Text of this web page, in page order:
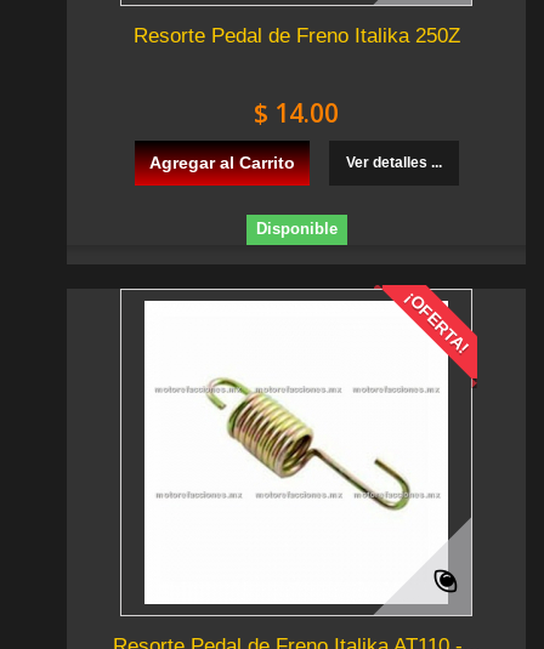
Resorte Pedal de Freno Italika 250Z
$ 14.00
Agregar al Carrito Ver detalles ...
Disponible
¡OFERTA!